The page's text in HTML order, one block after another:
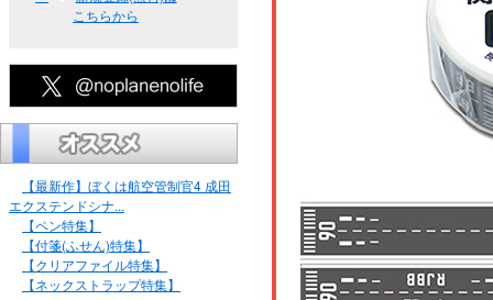
こちらから
【最新作】ぼくは航空管制官4 成田
エクステンドシナ...
【ペン特集】
【付箋(ふせん)特集】
【クリアファイル特集】
【ネックストラップ特集】